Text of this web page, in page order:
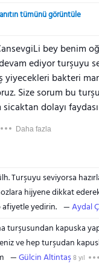
tümünü görüntüle
bey benim
ediyor turşuyu
yiyecekleri bakteri
Size sorum bu
dolayı
Daha fazla
Turşuyu seviyorsa
hijyene dikkat
yedirin.
Aydal
turşusundan kapuska
ve hep turşudan
Gülcin Altintaş8 yıl